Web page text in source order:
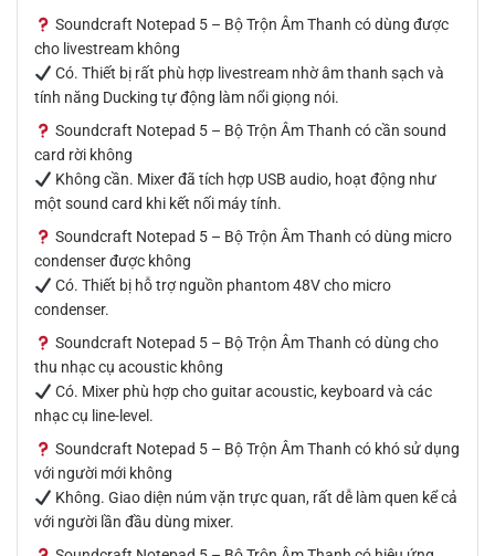
Soundcraft Notepad 5 – Bộ Trộn Âm Thanh có dùng được
cho livestream không
Có. Thiết bị rất phù hợp livestream nhờ âm thanh sạch và
tính năng Ducking tự động làm nổi giọng nói.
Soundcraft Notepad 5 – Bộ Trộn Âm Thanh có cần sound
card rời không
Không cần. Mixer đã tích hợp USB audio, hoạt động như
một sound card khi kết nối máy tính.
Soundcraft Notepad 5 – Bộ Trộn Âm Thanh có dùng micro
condenser được không
Có. Thiết bị hỗ trợ nguồn phantom 48V cho micro
condenser.
Soundcraft Notepad 5 – Bộ Trộn Âm Thanh có dùng cho
thu nhạc cụ acoustic không
Có. Mixer phù hợp cho guitar acoustic, keyboard và các
nhạc cụ line-level.
Soundcraft Notepad 5 – Bộ Trộn Âm Thanh có khó sử dụng
với người mới không
Không. Giao diện núm vặn trực quan, rất dễ làm quen kể cả
với người lần đầu dùng mixer.